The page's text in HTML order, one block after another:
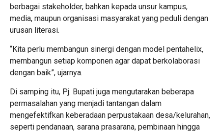
berbagai stakeholder, bahkan kepada unsur kampus,
media, maupun organisasi masyarakat yang peduli dengan
urusan literasi.
“Kita perlu membangun sinergi dengan model pentahelix,
membangun setiap komponen agar dapat berkolaborasi
dengan baik”, ujarnya.
Di samping itu, Pj. Bupati juga mengutarakan beberapa
permasalahan yang menjadi tantangan dalam
mengefektifkan keberadaan perpustakaan desa/kelurahan,
seperti pendanaan, sarana prasarana, pembinaan hingga